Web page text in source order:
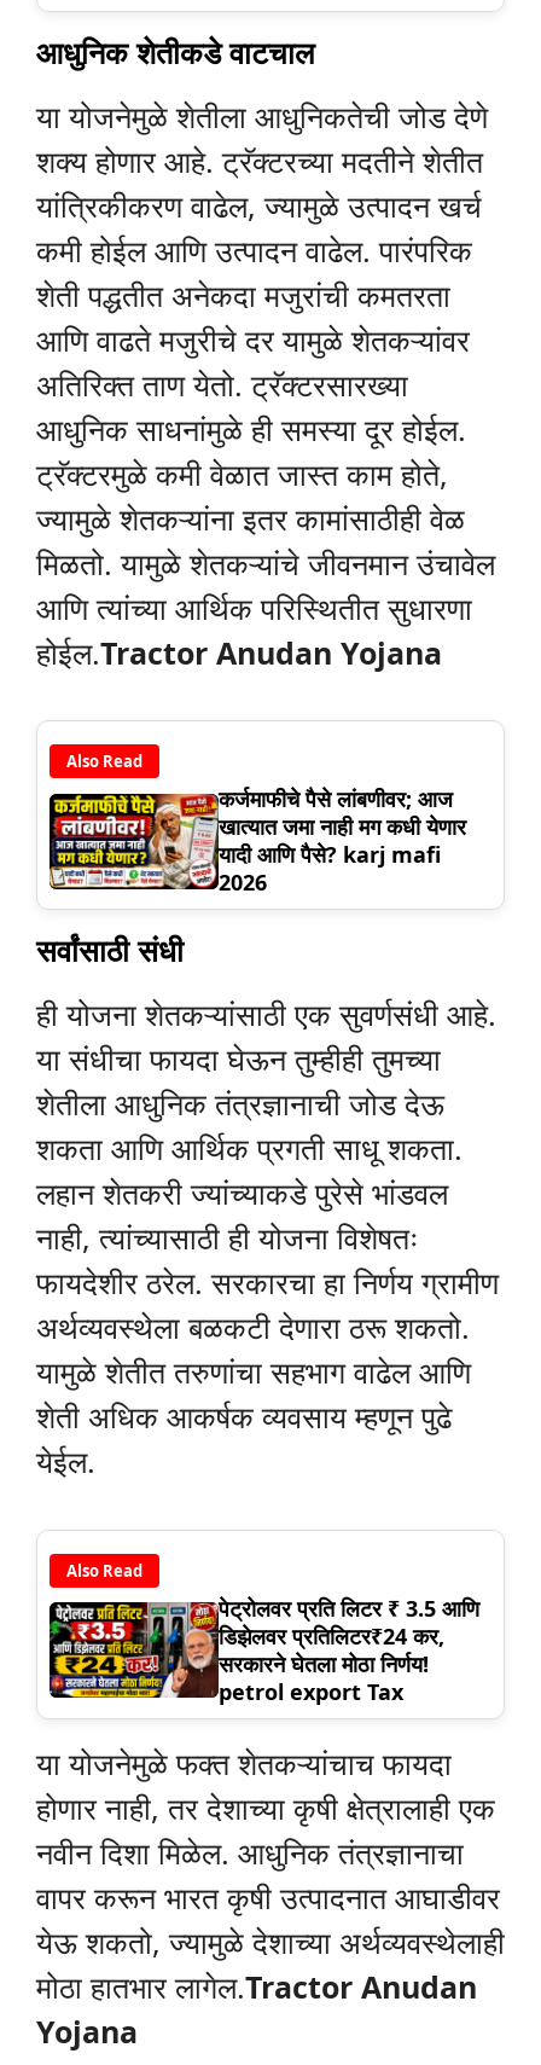
आधुनिक शेतीकडे वाटचाल
या योजनेमुळे शेतीला आधुनिकतेची जोड देणे
शक्य होणार आहे. ट्रॅक्टरच्या मदतीने शेतीत
यांत्रिकीकरण वाढेल, ज्यामुळे उत्पादन खर्च
कमी होईल आणि उत्पादन वाढेल. पारंपरिक
शेती पद्धतीत अनेकदा मजुरांची कमतरता
आणि वाढते मजुरीचे दर यामुळे शेतकऱ्यांवर
अतिरिक्त ताण येतो. ट्रॅक्टरसारख्या
आधुनिक साधनांमुळे ही समस्या दूर होईल.
ट्रॅक्टरमुळे कमी वेळात जास्त काम होते,
ज्यामुळे शेतकऱ्यांना इतर कामांसाठीही वेळ
मिळतो. यामुळे शेतकऱ्यांचे जीवनमान उंचावेल
आणि त्यांच्या आर्थिक परिस्थितीत सुधारणा
होईल.Tractor Anudan Yojana
Also Read
कर्जमाफीचे पैसे लांबणीवर; आज
खात्यात जमा नाही मग कधी येणार
यादी आणि पैसे? karj mafi
2026
सर्वांसाठी संधी
ही योजना शेतकऱ्यांसाठी एक सुवर्णसंधी आहे.
या संधीचा फायदा घेऊन तुम्हीही तुमच्या
शेतीला आधुनिक तंत्रज्ञानाची जोड देऊ
शकता आणि आर्थिक प्रगती साधू शकता.
लहान शेतकरी ज्यांच्याकडे पुरेसे भांडवल
नाही, त्यांच्यासाठी ही योजना विशेषतः
फायदेशीर ठरेल. सरकारचा हा निर्णय ग्रामीण
अर्थव्यवस्थेला बळकटी देणारा ठरू शकतो.
यामुळे शेतीत तरुणांचा सहभाग वाढेल आणि
शेती अधिक आकर्षक व्यवसाय म्हणून पुढे
येईल.
Also Read
पेट्रोलवर प्रति लिटर ₹ 3.5 आणि
डिझेलवर प्रतिलिटर₹24 कर,
सरकारने घेतला मोठा निर्णय!
petrol export Tax
या योजनेमुळे फक्त शेतकऱ्यांचाच फायदा
होणार नाही, तर देशाच्या कृषी क्षेत्रालाही एक
नवीन दिशा मिळेल. आधुनिक तंत्रज्ञानाचा
वापर करून भारत कृषी उत्पादनात आघाडीवर
येऊ शकतो, ज्यामुळे देशाच्या अर्थव्यवस्थेलाही
मोठा हातभार लागेल.Tractor Anudan
Yojana